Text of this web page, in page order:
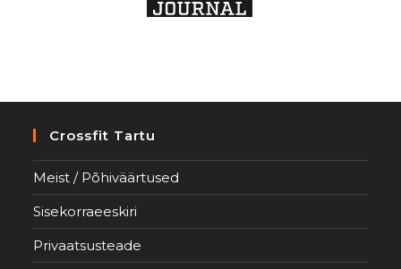
Crossfit Tartu
Meist / Põhiväärtused
Sisekorraeeskiri
Privaatsusteade